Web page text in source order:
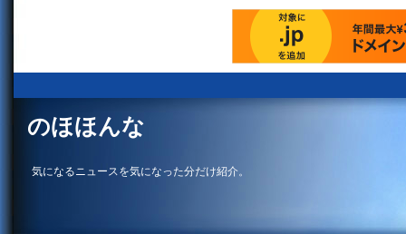
のほほんな
気になるニュースを気になった分だけ紹介。